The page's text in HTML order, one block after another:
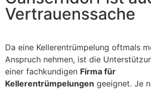
Vertrauenssache
Da eine Kellerentrümpelung oftmals
Anspruch nehmen, ist die
einer fachkundigen Firma für
Kellerentrümpelungen geeignet. Je